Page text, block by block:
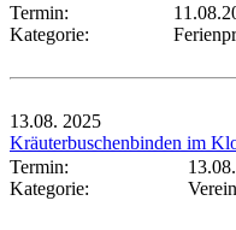
Termin:
Kategorie:
13.08. 2025
Kräuterbuschenbinden im
Termin:
Kategorie: